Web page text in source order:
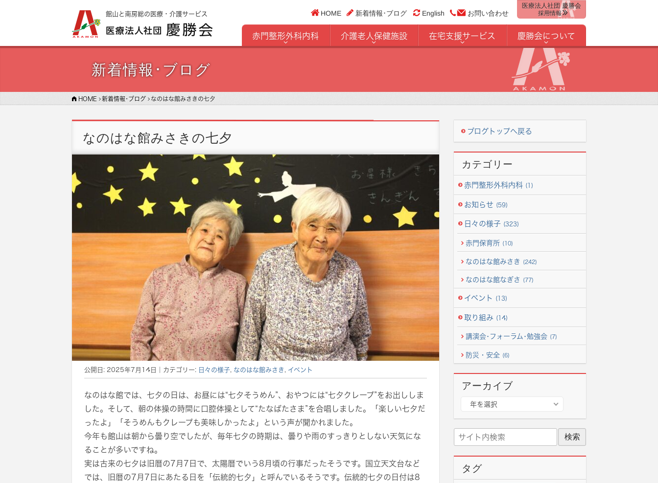
館山と南房総の医療・介護サービス HOME 新着情報･ブログ English お問い合わせ
医療法人社団 慶勝会
採用情報
赤門整形外科内科 介護老人保健施設 在宅支援サービス 慶勝会について
新着情報･ブログ
HOME 新着情報･ブログ なのはな館みさきの七夕
なのはな館みさきの七夕
公開日: 2025年7月14日 ｜カテゴリー: 日々の様子, なのはな館みさき, イベント
なのはな館では、七夕の日は、お昼には“七夕そうめん”、おやつには“七夕クレープ”をお出ししま
した。そして、朝の体操の時間に口腔体操として“たなばたさま”を合唱しました。「楽しい七夕だ
ったよ」「そうめんもクレープも美味しかったよ」という声が聞かれました。
今年も館山は朝から曇り空でしたが、毎年七夕の時期は、曇りや雨のすっきりとしない天気にな
ることが多いですね。
実は古来の七夕は旧暦の7月7日で、太陽暦でいう8月頃の行事だったそうです。国立天文台など
では、旧暦の7月7日にあたる日を「伝統的七夕」と呼んでいるそうです。伝統的七夕の日付は8
ブログトップへ戻る
カテゴリー
赤門整形外科内科 (1)
お知らせ (59)
日々の様子 (323)
赤門保育所 (10)
なのはな館みさき (242)
なのはな館なぎさ (77)
イベント (13)
取り組み (14)
講演会･フォーラム･勉強会 (7)
防災・安全 (6)
アーカイブ
ブ
年を選択
イ
ト
タグ